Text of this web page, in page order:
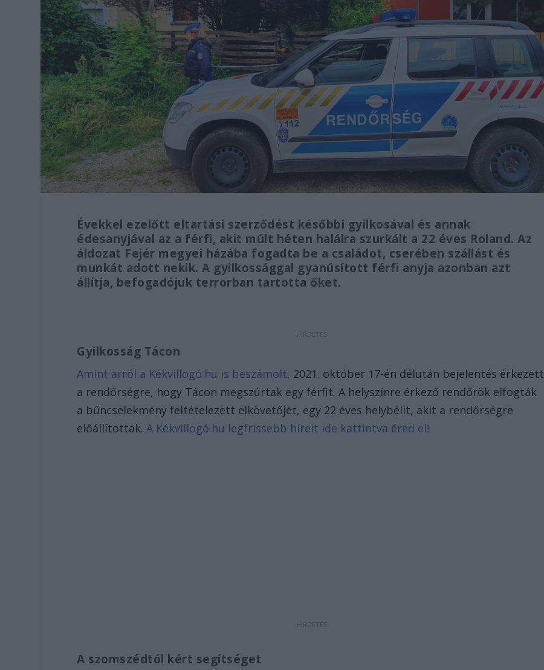
Évekkel ezelőtt eltartási szerződést későbbi gyilkosával és annak
édesanyjával az a férfi, akit múlt héten halálra szurkált a 22 éves Roland. Az
áldozat Fejér megyei házába fogadta be a családot, cserében szállást és
munkát adott nekik. A gyilkossággal gyanúsított férfi anyja azonban azt
állítja, befogadójuk terrorban tartotta őket.
Gyilkosság Tácon
Amint arról a Kékvillogó.hu is beszámolt, 2021. október 17-én délután bejelentés érkezett
a rendőrségre, hogy Tácon megszúrtak egy férfit. A helyszínre érkező rendőrök elfogták
a bűncselekmény feltételezett elkövetőjét, egy 22 éves helybélit, akit a rendőrségre
előállítottak.A Kékvillogó.hu legfrissebb híreit ide kattintva éred el!
A szomszédtól kért segítséget